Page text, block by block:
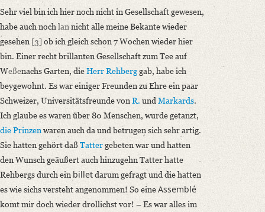
Sehr viel bin ich hier noch nicht in Gesellschaft gewesen,
habe auch nochlannicht alle meine Bekante wieder
gesehen [3] ob ich gleich schon 7 Wochen wieder hier
bin. Einer recht brillanten Gesellschaft zum Tee auf
Weßenachs Garten, dieHerr Rehberggab, habe ich
beygewohnt. Es war einiger Freunden zu Ehre ein paar
Schweizer, Universitätsfreunde vonR. undMarkards.
Ich glaube es waren über 80 Menschen, wurde getanzt,
die Prinzenwaren auch da und betrugen sich sehr artig.
Sie hatten gehört daßTattergebeten war und hatten
den Wunsch geäußert auch hinzugehn Tatter hatte
Rehbergs durch ein billetdarum gefragt und die hatten
es wie sichs versteht angenommen! So eineAssemblé
komt mir doch wieder drollichst vor! – Es war alles im